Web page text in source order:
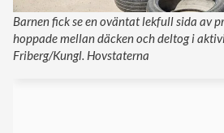
Barnen fick se en oväntat lekfull sida av
hoppade mellan däcken och deltog i
Friberg/Kungl. Hovstaterna